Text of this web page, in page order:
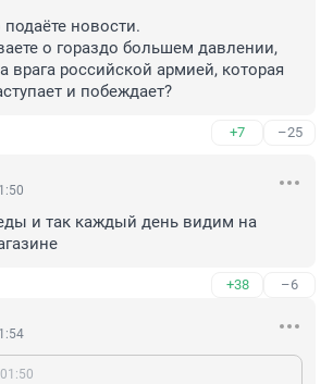
новости.
о гораздо большем давлении,
российской армией, которая
и побеждает?
+7 –25
и так каждый день видим на
+38 –6